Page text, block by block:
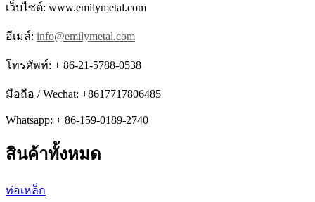
เว็บไซต์: www.emilymetal.com
อีเมล์: info@emilymetal.com
โทรศัพท์: + 86-21-5788-0538
มือถือ / Wechat: +8617717806485
Whatsapp: + 86-159-0189-2740
สินค้าทั้งหมด
ท่อเหล็ก